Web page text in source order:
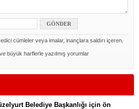
cümleler veya imalar, inançlara saldırı içeren,
büyük harflerle yazılmış yorumlar
Belediye Başkanlığı için ön